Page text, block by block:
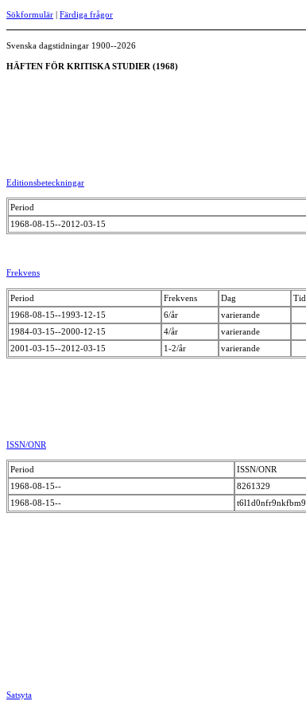
Sökformulär | Färdiga frågor
Svenska dagstidningar 1900--2026
HÄFTEN FÖR KRITISKA STUDIER (1968)
Editionsbeteckningar
Period
1968-08-15--2012-03-15
Frekvens
Period Frekvens Dag Tid
1968-08-15--1993-12-15
6/år varierande
1984-03-15--2000-12-15
4/år varierande
2001-03-15--2012-03-15
1-2/år varierande
ISSN/ONR
Period ISSN/ONR
1968-08-15--
8261329
1968-08-15--
t6l1d0nfr9nkfbm9
Satsyta